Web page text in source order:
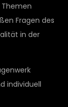
Fragen des
in der
individuell